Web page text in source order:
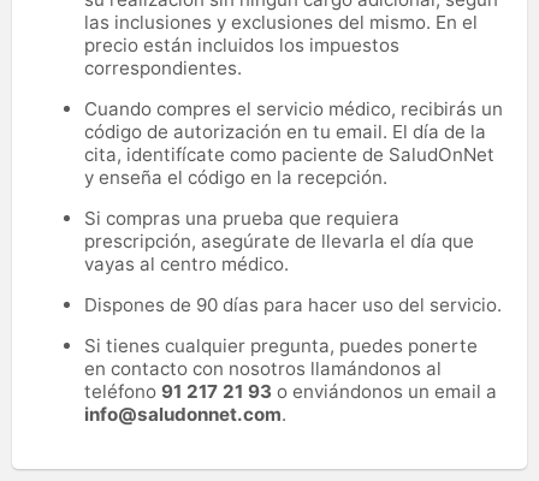
las inclusiones y exclusiones del mismo. En el
precio están incluidos los impuestos
correspondientes.
Cuando compres el servicio médico, recibirás un
código de autorización en tu email. El día de la
cita, identifícate como paciente de SaludOnNet
y enseña el código en la recepción.
Si compras una prueba que requiera
prescripción, asegúrate de llevarla el día que
vayas al centro médico.
Dispones de 90 días para hacer uso del servicio.
Si tienes cualquier pregunta, puedes ponerte
en contacto con nosotros llamándonos al
teléfono 91 217 21 93 o enviándonos un email a
info@saludonnet.com.